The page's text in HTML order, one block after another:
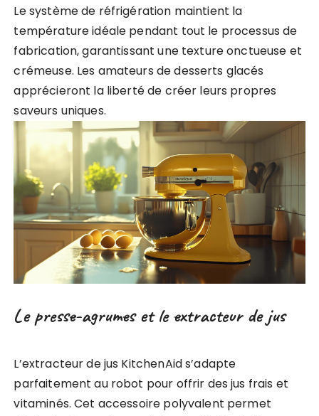
Le système de réfrigération maintient la
température idéale pendant tout le processus de
fabrication, garantissant une texture onctueuse et
crémeuse. Les amateurs de desserts glacés
apprécieront la liberté de créer leurs propres
saveurs uniques.
Le presse-agrumes et le extracteur de jus
L’extracteur de jus KitchenAid s’adapte
parfaitement au robot pour offrir des jus frais et
vitaminés. Cet accessoire polyvalent permet